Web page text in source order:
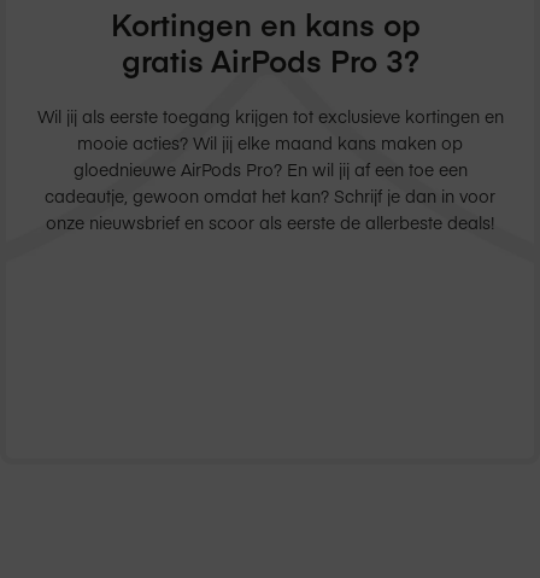
Kortingen en kans op
gratis AirPods Pro 3?
Wil jij als eerste toegang krijgen tot exclusieve kortingen en
mooie acties? Wil jij elke maand kans maken op
gloednieuwe AirPods Pro? En wil jij af een toe een
cadeautje, gewoon omdat het kan? Schrijf je dan in voor
onze nieuwsbrief en scoor als eerste de allerbeste deals!